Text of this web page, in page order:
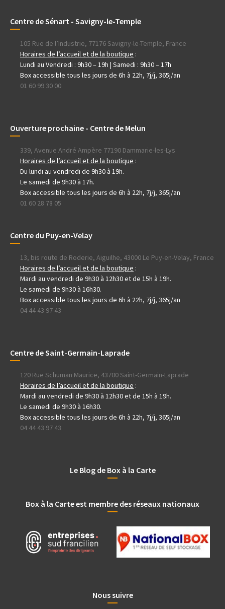
Centre de Sénart - Savigny-le-Temple
105 Rue de l’Industrie, 77176 Savigny-le-Temple, France
Horaires de l’accueil et de la boutique :
Lundi au Vendredi : 9h30 – 19h | Samedi : 9h30 – 17h
Box accessible tous les jours de 6h à 22h, 7j/j, 365j/an
01 60 99 30 00
Ouverture prochaine - Centre de Melun
339, Avenue André Ampère 77190 Dammarie-les-Lys
Horaires de l’accueil et de la boutique :
Du lundi au vendredi de 9h30 à 19h.
Le samedi de 9h30 à 17h.
Box accessible tous les jours de 6h à 22h, 7j/j, 365j/an
01 60 28 78 05
Centre du Puy-en-Velay
13, bis route de Roderie, Aiguilhe, 43000 Le Puy-en-Velay, France
Horaires de l’accueil et de la boutique :
Mardi au vendredi de 9h30 à 12h30 et de 15h à 19h.
Le samedi de 9h30 à 16h30.
Box accessible tous les jours de 6h à 22h, 7j/j, 365j/an
04 44 43 97 43
Centre de Saint-Germain-Laprade
120 Rue Schuman Maurice, 43700 Saint-Germain-Laprade
Horaires de l’accueil et de la boutique :
Mardi au vendredi de 9h30 à 12h30 et de 15h à 19h.
Le samedi de 9h30 à 16h30.
Box accessible tous les jours de 6h à 22h, 7j/j, 365j/an
04 44 43 97 43
Le Blog de Box à la Carte
Box à la Carte est membre des réseaux nationaux
Nous suivre